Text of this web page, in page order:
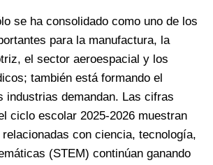
se ha consolidado como uno de los
para la manufactura, la
el sector aeroespacial y los
también está formando el
industrias demandan. Las cifras
ciclo escolar 2025-2026 muestran
con ciencia, tecnología,
(STEM) continúan ganando